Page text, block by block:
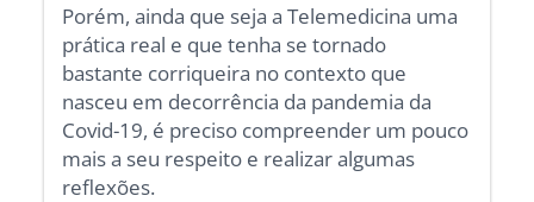
Porém, ainda que seja a Telemedicina uma
prática real e que tenha se tornado
bastante corriqueira no contexto que
nasceu em decorrência da pandemia da
Covid-19, é preciso compreender um pouco
mais a seu respeito e realizar algumas
reflexões.